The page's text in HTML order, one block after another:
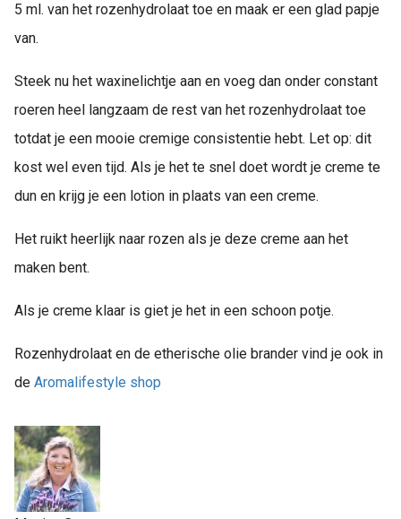
5 ml. van het rozenhydrolaat toe en maak er een glad papje
van.
Steek nu het waxinelichtje aan en voeg dan onder constant
roeren heel langzaam de rest van het rozenhydrolaat toe
totdat je een mooie cremige consistentie hebt. Let op: dit
kost wel even tijd. Als je het te snel doet wordt je creme te
dun en krijg je een lotion in plaats van een creme.
Het ruikt heerlijk naar rozen als je deze creme aan het
maken bent.
Als je creme klaar is giet je het in een schoon potje.
Rozenhydrolaat en de etherische olie brander vind je ook in
de Aromalifestyle shop